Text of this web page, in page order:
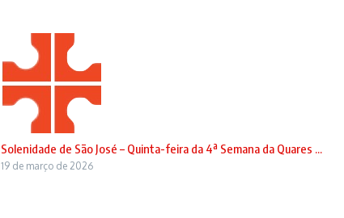
Solenidade de São José – Quinta-feira da 4ª Semana da Quares ...
19 de março de 2026